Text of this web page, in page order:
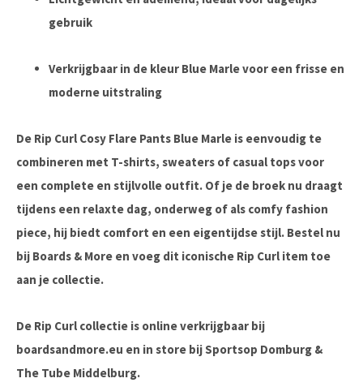
gebruik
Verkrijgbaar in de kleur Blue Marle voor een frisse en
moderne uitstraling
De Rip Curl Cosy Flare Pants Blue Marle is eenvoudig te
combineren met T-shirts, sweaters of casual tops voor
een complete en stijlvolle outfit. Of je de broek nu draagt
tijdens een relaxte dag, onderweg of als comfy fashion
piece, hij biedt comfort en een eigentijdse stijl. Bestel nu
bij Boards & More en voeg dit iconische Rip Curl item toe
aan je collectie.
De Rip Curl collectie is online verkrijgbaar bij
boardsandmore.eu en in store bij Sportsop Domburg &
The Tube Middelburg.